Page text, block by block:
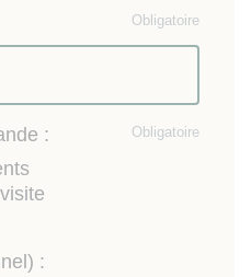
Obligatoire
Obligatoire
:
: